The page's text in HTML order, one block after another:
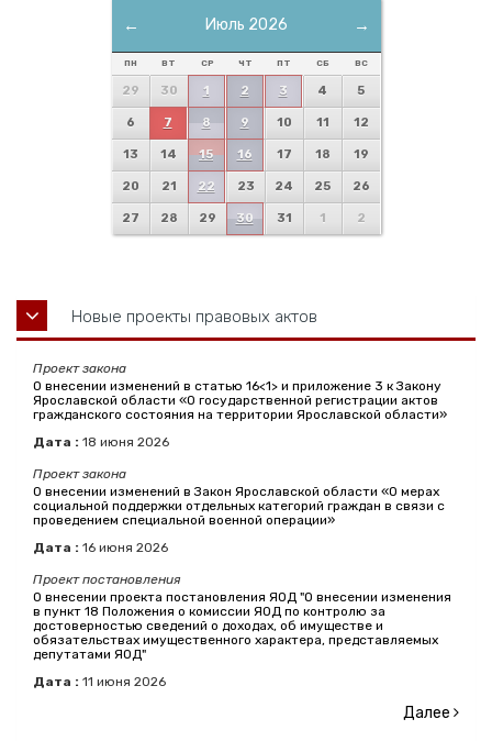
← →
Июль 2026
ПН ВТ СР ЧТ ПТ СБ ВС
29 30 1 2 3 4 5
6 7 8 9 10 11 12
13 14 15 16 17 18 19
20 21 22 23 24 25 26
27 28 29 30 31 1 2
Новые проекты правовых актов
Проект закона
О внесении изменений в статью 16<1> и приложение 3 к Закону
Ярославской области «О государственной регистрации актов
гражданского состояния на территории Ярославской области»
Дата : 18 июня 2026
Проект закона
О внесении изменений в Закон Ярославской области «О мерах
социальной поддержки отдельных категорий граждан в связи с
проведением специальной военной операции»
Дата : 16 июня 2026
Проект постановления
О внесении проекта постановления ЯОД "О внесении изменения
в пункт 18 Положения о комиссии ЯОД по контролю за
достоверностью сведений о доходах, об имуществе и
обязательствах имущественного характера, представляемых
депутатами ЯОД"
Дата : 11 июня 2026
Далее